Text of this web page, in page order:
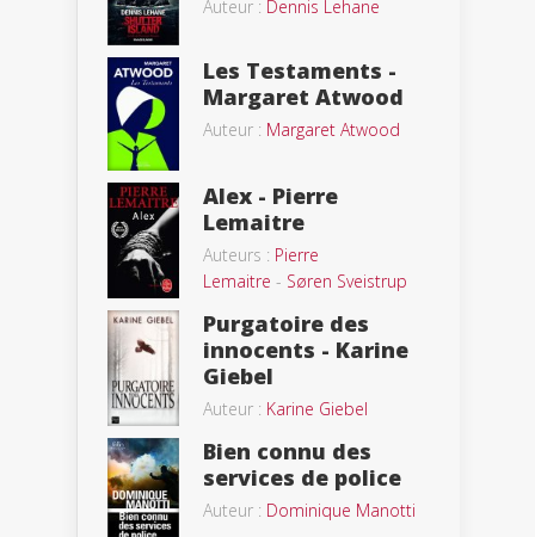
Auteur : Dennis Lehane
Les Testaments -
Margaret Atwood
Auteur : Margaret Atwood
Alex - Pierre
Lemaitre
Auteurs : Pierre
Lemaitre - Søren Sveistrup
Purgatoire des
innocents - Karine
Giebel
Auteur : Karine Giebel
Bien connu des
services de police
Auteur : Dominique Manotti